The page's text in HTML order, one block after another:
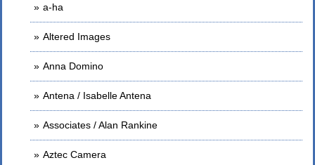
a-ha
Altered Images
Anna Domino
Antena / Isabelle Antena
Associates / Alan Rankine
Aztec Camera